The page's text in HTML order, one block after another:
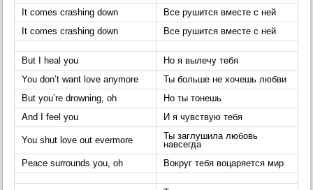
It comes crashing down
Все рушится вместе с ней
It comes crashing down
Все рушится вместе с ней
But I heal you
Но я вылечу тебя
You don’t want love anymore
Ты больше не хочешь любви
But you’re drowning, oh
Но ты тонешь
And I feel you
И я чувствую тебя
You shut love out evermore
Ты заглушила любовь
навсегда
Peace surrounds you, oh
Вокруг тебя воцаряется мир